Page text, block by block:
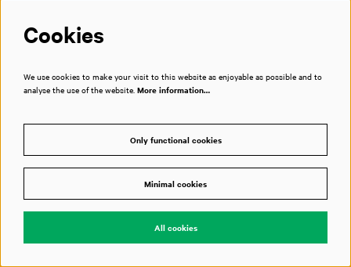
We use services such as Youtube and Vimeo for videos and other media. To
Cookies
We use cookies to make your visit to this website as enjoyable as possible and to
analyse the use of the website. More information…
Only functional cookies
Minimal cookies
All cookies